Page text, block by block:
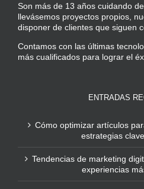
Son más de 13 años cuidando
llevásemos proyectos propios,
disponer de clientes que siguen
Contamos con las últimas
más cualificados para lograr el
ENTRADAS
Cómo optimizar artículos
estrategias
Tendencias de marketing
experiencias